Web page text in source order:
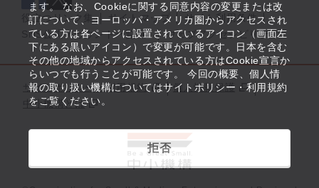
ます。 なお、Cookieに関する同意内容の変更または改
訂について、ヨーロッパ・アメリカ圏からアクセスされ
ている方は各ページに設置されているアイコン（画面左
下にある黒いアイコン）で変更が可能です。日本を含む
その他の地域からアクセスされている方はCookie宣言か
らいつでも行うことが可能です。 今回の概要、個人情
報の取り扱い機構についてはサイトポリシー・利用規約
をご覧ください。
拒否
役立つリンク集 サイトマップ
サイト利用条件
SNS公式アカウント一覧
ウェブアクセシビリティ
サイトポリシー・利用規約
個人情報保護
中小機構とは